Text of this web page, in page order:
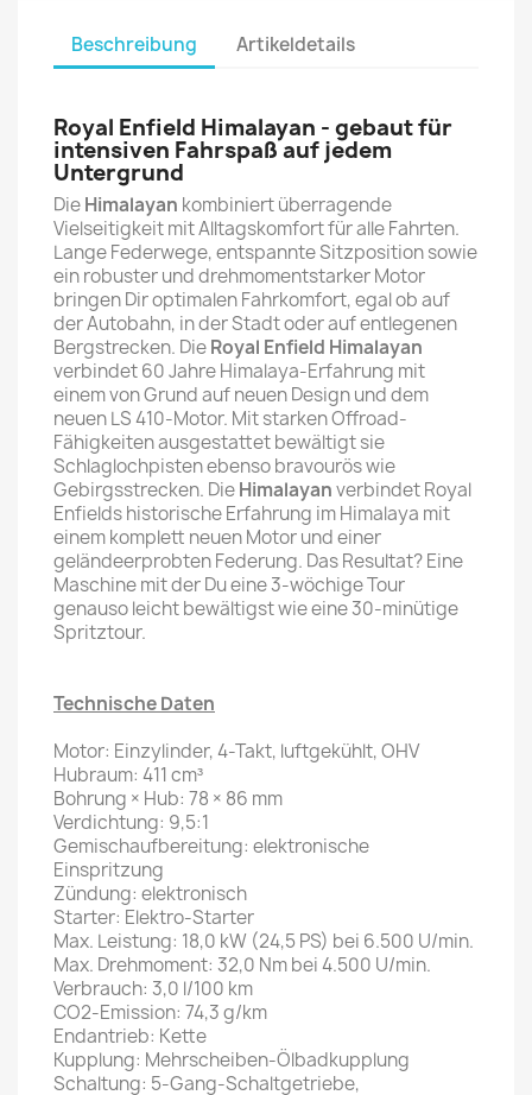
Beschreibung Artikeldetails
Royal Enfield Himalayan - gebaut für
intensiven Fahrspaß auf jedem
Untergrund
DieHimalayan kombiniert überragende
Vielseitigkeit mit Alltagskomfort für alle Fahrten.
Lange Federwege, entspannte Sitzposition sowie
ein robuster und drehmomentstarker Motor
bringen Dir optimalen Fahrkomfort, egal ob auf
der Autobahn, in der Stadt oder auf entlegenen
Bergstrecken. DieRoyal Enfield Himalayan
verbindet 60 Jahre Himalaya-Erfahrung mit
einem von Grund auf neuen Design und dem
neuen LS 410-Motor. Mit starken Offroad-
Fähigkeiten ausgestattet bewältigt sie
Schlaglochpisten ebenso bravourös wie
Gebirgsstrecken. DieHimalayanverbindet Royal
Enfields historische Erfahrung im Himalaya mit
einem komplett neuen Motor und einer
geländeerprobten Federung. Das Resultat? Eine
Maschine mit der Du eine 3-wöchige Tour
genauso leicht bewältigst wie eine 30-minütige
Spritztour.
Technische Daten
Motor: Einzylinder, 4-Takt, luftgekühlt, OHV
Hubraum: 411 cm³
Bohrung × Hub: 78 × 86 mm
Verdichtung: 9,5:1
Gemischaufbereitung: elektronische
Einspritzung
Zündung: elektronisch
Starter: Elektro-Starter
Max. Leistung: 18,0 kW (24,5 PS) bei 6.500 U/min.
Max. Drehmoment: 32,0 Nm bei 4.500 U/min.
Verbrauch: 3,0 l/100 km
CO2-Emission: 74,3 g/km
Endantrieb: Kette
Kupplung: Mehrscheiben-Ölbadkupplung
Schaltung: 5-Gang-Schaltgetriebe,